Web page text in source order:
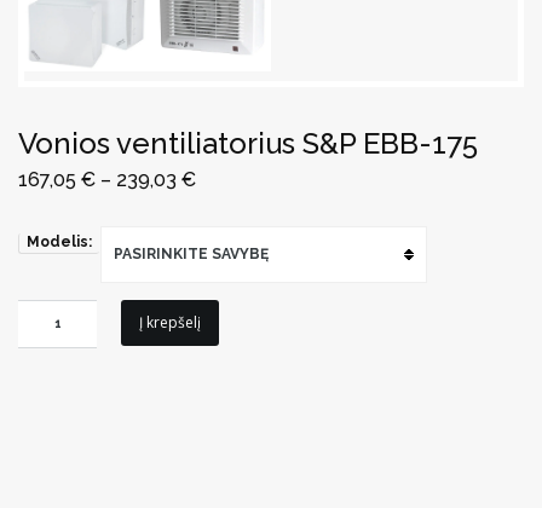
Vonios ventiliatorius S&P EBB-175
167,05 € – 239,03 €
Modelis:
PASIRINKITE SAVYBĘ
kiekis:
Į krepšelį